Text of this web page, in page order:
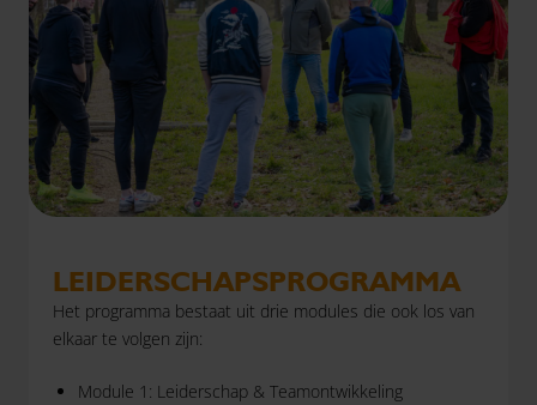
LEIDERSCHAPSPROGRAMMA
Het programma bestaat uit drie modules die ook los van
elkaar te volgen zijn:
Module 1: Leiderschap & Teamontwikkeling